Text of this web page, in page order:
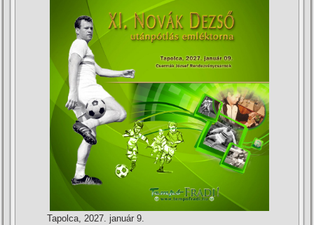
Tapolca, 2027. január 9.